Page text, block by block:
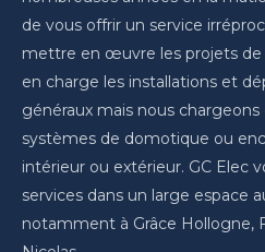
de vous offrir un service
mettre en œuvre les projets de
en charge les installations et
généraux mais nous
systèmes de domotique ou
intérieur ou extérieur. GC Elec
services dans un large espace
notamment à Grâce Hollogne,